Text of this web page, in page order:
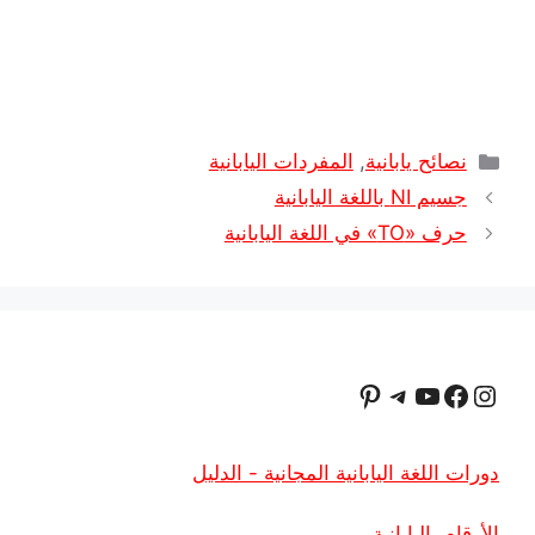
التصنيفات
نصائح يابانية, المفردات اليابانية
جسيم NI باللغة اليابانية
حرف «TO» في اللغة اليابانية
فيسبوك يوتيوبتيليجرام بينتريست
دورات اللغة اليابانية المجانية - الدليل